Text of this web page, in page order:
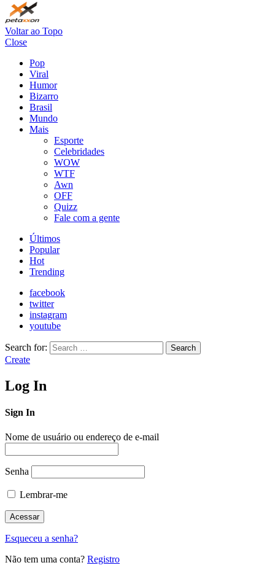
Voltar ao Topo
Close
Pop
Viral
Humor
Bizarro
Brasil
Mundo
Mais
Esporte
Celebridades
WOW
WTF
Awn
OFF
Quizz
Fale com a gente
Últimos
Popular
Hot
Trending
facebook
twitter
instagram
youtube
Search for: Search
Create
Log In
Sign In
Nome de usuário ou endereço de e-mail
Senha
Lembrar-me
Esqueceu a senha?
Não tem uma conta? Registro